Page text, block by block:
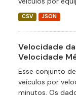
CSV JSON
Velocidade
Velocidade
Esse conjunto
veículos por
minutos. Os